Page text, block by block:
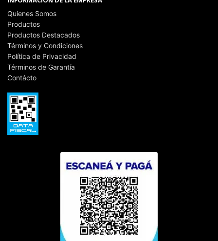
Quienes Somos
Productos
Productos Destacados
Términos y Condiciones
Política de Privacidad
Términos de Garantía
Contácto